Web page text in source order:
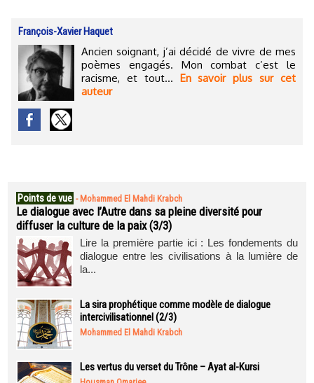
François-Xavier Haquet
Ancien soignant, j’ai décidé de vivre de mes
poèmes engagés. Mon combat c’est le
racisme, et tout... En savoir plus sur cet
auteur
Points de vue - Mohammed El Mahdi Krabch
Le dialogue avec l’Autre dans sa pleine diversité pour
diffuser la culture de la paix (3/3)
Lire la première partie ici : Les fondements du
dialogue entre les civilisations à la lumière de
la...
La sira prophétique comme modèle de dialogue
intercivilisationnel (2/3)
Mohammed El Mahdi Krabch
Les vertus du verset du Trône – Ayat al-Kursi